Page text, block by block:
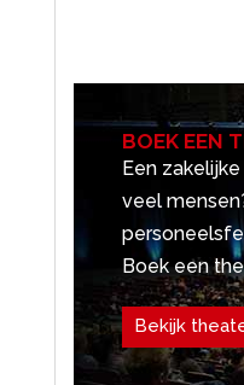
BOEK EEN
Een
veel
Boek een
Bekijk